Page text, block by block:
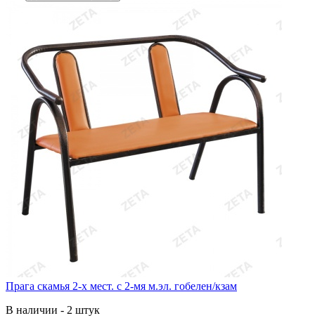
Прага скамья 2-х мест. с 2-мя м.эл. гобелен/кзам
В наличии - 2 штук